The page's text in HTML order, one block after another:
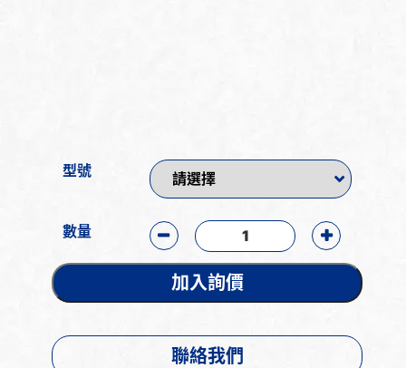
型號
數量
加入詢價
聯絡我們